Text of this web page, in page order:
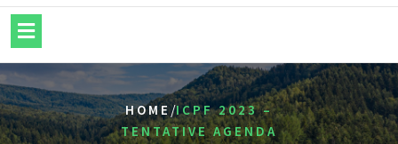
HOME/ICPF 2023 –
TENTATIVE AGENDA